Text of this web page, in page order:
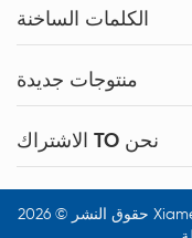
الكلمات الساخنة
منتوجات جديدة
الاشتراك TO نحن
حقوق النشر © 2026 Xiamen Acey New Energy Technology Co.,Ltd.